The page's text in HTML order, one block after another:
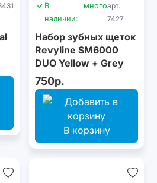
В
наличии:
многоарт.
7427
Набор зубных щеток
Revyline SM6000
DUO Yellow + Grey
750р.
В корзину